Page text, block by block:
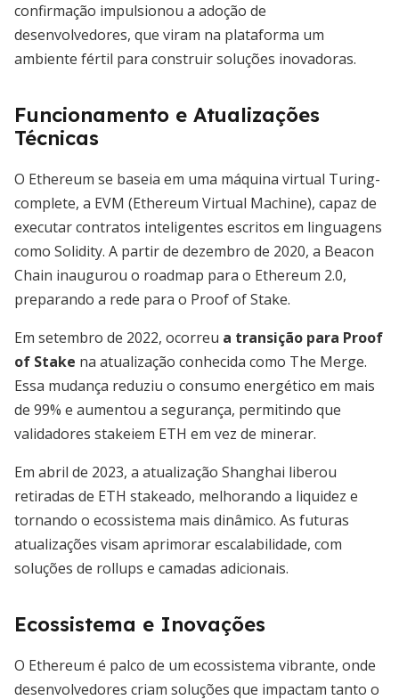
confirmação impulsionou a adoção de
desenvolvedores, que viram na plataforma um
ambiente fértil para construir soluções inovadoras.
Funcionamento e Atualizações
Técnicas
O Ethereum se baseia em uma máquina virtual Turing-
complete, a EVM (Ethereum Virtual Machine), capaz de
executar contratos inteligentes escritos em linguagens
como Solidity. A partir de dezembro de 2020, a Beacon
Chain inaugurou o roadmap para o Ethereum 2.0,
preparando a rede para o Proof of Stake.
Em setembro de 2022, ocorreu a transição para Proof
of Stake na atualização conhecida como The Merge.
Essa mudança reduziu o consumo energético em mais
de 99% e aumentou a segurança, permitindo que
validadores stakeiem ETH em vez de minerar.
Em abril de 2023, a atualização Shanghai liberou
retiradas de ETH stakeado, melhorando a liquidez e
tornando o ecossistema mais dinâmico. As futuras
atualizações visam aprimorar escalabilidade, com
soluções de rollups e camadas adicionais.
Ecossistema e Inovações
O Ethereum é palco de um ecossistema vibrante, onde
desenvolvedores criam soluções que impactam tanto o